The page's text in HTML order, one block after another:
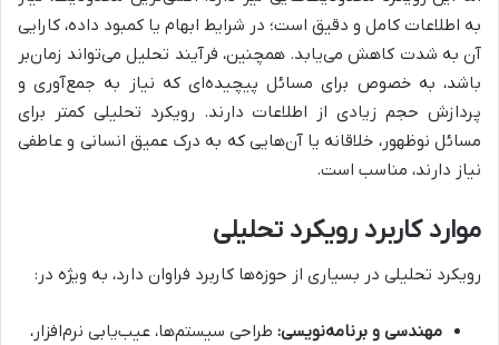
به اطلاعات کامل و دقیق است؛ در شرایط ابهام یا کمبود داده، کارایی
آن به شدت کاهش می‌یابد. همچنین، فرآیند تحلیل می‌تواند زمان‌بر
باشد، به خصوص برای مسائل پیچیده‌ای که نیاز به جمع‌آوری و
پردازش حجم زیادی از اطلاعات دارند. رویکرد تحلیلی کمتر برای
مسائل نوظهور، خلاقانه یا آن‌هایی که به درک عمیق انسانی و عاطفی
نیاز دارند، مناسب است.
موارد کاربرد رویکرد تحلیلی
رویکرد تحلیلی در بسیاری از حوزه‌ها کاربرد فراوان دارد، به ویژه در:
مهندسی و برنامه‌نویسی: طراحی سیستم‌ها، عیب‌یابی نرم‌افزار،